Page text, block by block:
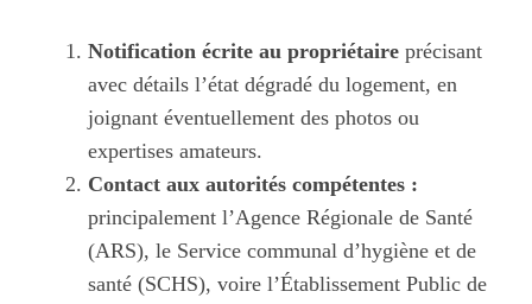
Notification écrite au propriétaire précisant
avec détails l’état dégradé du logement, en
joignant éventuellement des photos ou
expertises amateurs.
Contact aux autorités compétentes :
principalement l’Agence Régionale de Santé
(ARS), le Service communal d’hygiène et de
santé (SCHS), voire l’Établissement Public de